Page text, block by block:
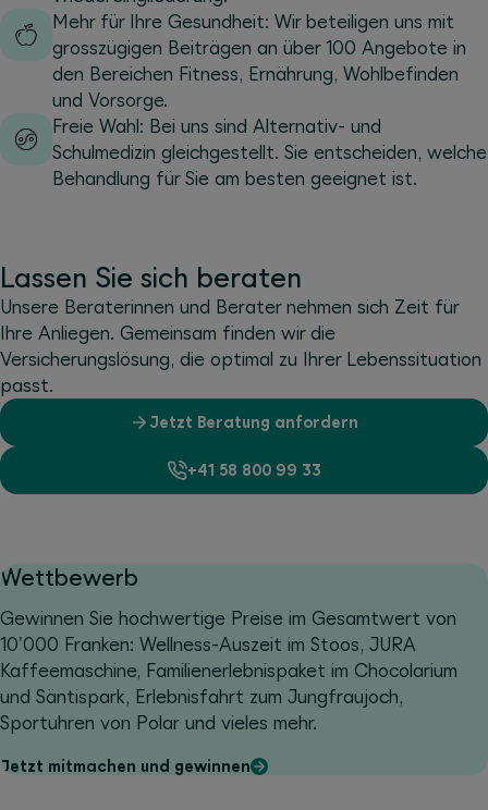
Mehr für Ihre Gesundheit: Wir beteiligen uns mit
grosszügigen Beiträgen an über 100 Angebote in
den Bereichen Fitness, Ernährung, Wohlbefinden
und Vorsorge.
Freie Wahl: Bei uns sind Alternativ- und
Schulmedizin gleichgestellt. Sie entscheiden, welche
Behandlung für Sie am besten geeignet ist.
Lassen Sie sich beraten
Unsere Beraterinnen und Berater nehmen sich Zeit für
Ihre Anliegen. Gemeinsam finden wir die
Versicherungslösung, die optimal zu Ihrer Lebenssituation
passt.
Jetzt Beratung anfordern
+41 58 800 99 33
Wettbewerb
Gewinnen Sie hochwertige Preise im Gesamtwert von
10'000 Franken: Wellness-Auszeit im Stoos, JURA
Kaffeemaschine, Familienerlebnispaket im Chocolarium
und Säntispark, Erlebnisfahrt zum Jungfraujoch,
Sportuhren von Polar und vieles mehr.
Jetzt mitmachen und gewinnen